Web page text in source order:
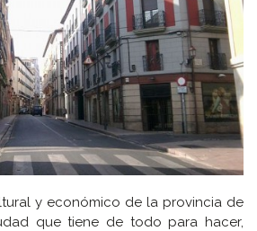
y económico de la provincia de
que tiene de todo para hacer,